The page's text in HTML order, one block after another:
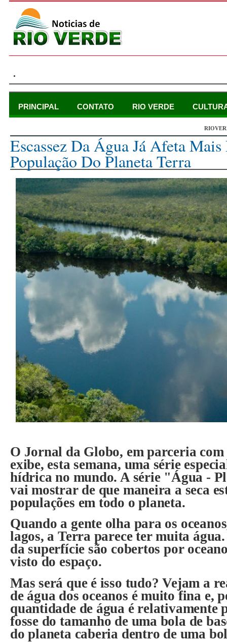
.
PRINCIPAL CONTATO RIO VERDE
Escassez Da Água Já Afeta
População Do Planeta Terra
O Jornal da Globo, em parceria
exibe, esta semana, uma série
hídrica no mundo. A série "Água -
vai mostrar de que maneira a seca
populações em todo o planeta.
Quando a gente olha para os
lagos, a Terra parece ter muita
da superfície são cobertos por
visto do espaço.
Mas será que é isso tudo? Vejam a
de água dos oceanos é muito fina e,
quantidade de água é relativamente
fosse do tamanho de uma bola de
do planeta caberia dentro de uma